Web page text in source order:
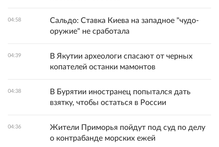
04:58
Сальдо: Ставка Киева на западное "чудо-
оружие" не сработала
04:39
В Якутии археологи спасают от черных
копателей останки мамонтов
04:38
В Бурятии иностранец попытался дать
взятку, чтобы остаться в России
04:36
Жители Приморья пойдут под суд по делу
о контрабанде морских ежей